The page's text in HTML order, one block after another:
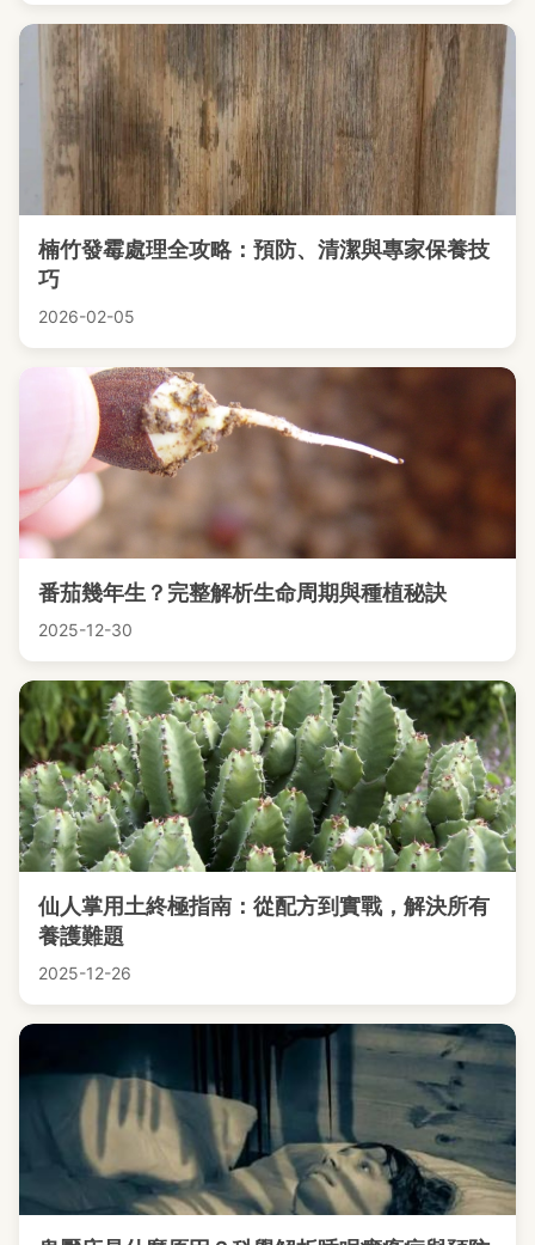
楠竹發霉處理全攻略：預防、清潔與專家保養技
巧
2026-02-05
番茄幾年生？完整解析生命周期與種植秘訣
2025-12-30
仙人掌用土終極指南：從配方到實戰，解決所有
養護難題
2025-12-26